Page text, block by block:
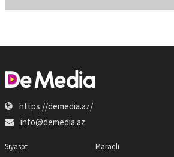
https://demedia.az/
info@demedia.az
Siyasət
Maraqlı